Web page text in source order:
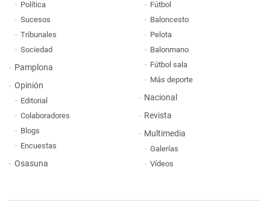
Política
Sucesos
Tribunales
Sociedad
Pamplona
Opinión
Editorial
Colaboradores
Blogs
Encuestas
Osasuna
Fútbol
Baloncesto
Pelota
Balonmano
Fútbol sala
Más deporte
Nacional
Revista
Multimedia
Galerías
Vídeos